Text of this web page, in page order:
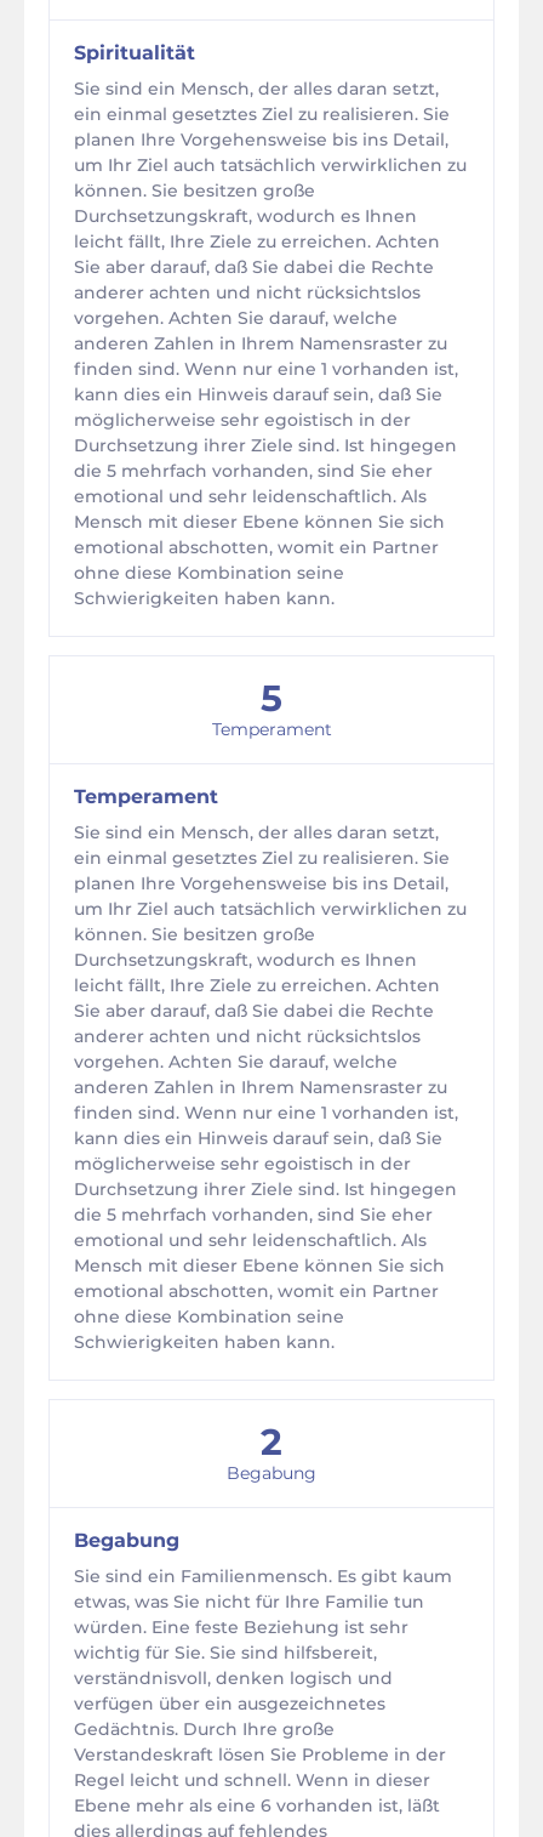
Spiritualität
Sie sind ein Mensch, der alles daran setzt,
ein einmal gesetztes Ziel zu realisieren. Sie
planen Ihre Vorgehensweise bis ins Detail,
um Ihr Ziel auch tatsächlich verwirklichen zu
können. Sie besitzen große
Durchsetzungskraft, wodurch es Ihnen
leicht fällt, Ihre Ziele zu erreichen. Achten
Sie aber darauf, daß Sie dabei die Rechte
anderer achten und nicht rücksichtslos
vorgehen. Achten Sie darauf, welche
anderen Zahlen in Ihrem Namensraster zu
finden sind. Wenn nur eine 1 vorhanden ist,
kann dies ein Hinweis darauf sein, daß Sie
möglicherweise sehr egoistisch in der
Durchsetzung ihrer Ziele sind. Ist hingegen
die 5 mehrfach vorhanden, sind Sie eher
emotional und sehr leidenschaftlich. Als
Mensch mit dieser Ebene können Sie sich
emotional abschotten, womit ein Partner
ohne diese Kombination seine
Schwierigkeiten haben kann.
5
Temperament
Temperament
Sie sind ein Mensch, der alles daran setzt,
ein einmal gesetztes Ziel zu realisieren. Sie
planen Ihre Vorgehensweise bis ins Detail,
um Ihr Ziel auch tatsächlich verwirklichen zu
können. Sie besitzen große
Durchsetzungskraft, wodurch es Ihnen
leicht fällt, Ihre Ziele zu erreichen. Achten
Sie aber darauf, daß Sie dabei die Rechte
anderer achten und nicht rücksichtslos
vorgehen. Achten Sie darauf, welche
anderen Zahlen in Ihrem Namensraster zu
finden sind. Wenn nur eine 1 vorhanden ist,
kann dies ein Hinweis darauf sein, daß Sie
möglicherweise sehr egoistisch in der
Durchsetzung ihrer Ziele sind. Ist hingegen
die 5 mehrfach vorhanden, sind Sie eher
emotional und sehr leidenschaftlich. Als
Mensch mit dieser Ebene können Sie sich
emotional abschotten, womit ein Partner
ohne diese Kombination seine
Schwierigkeiten haben kann.
2
Begabung
Begabung
Sie sind ein Familienmensch. Es gibt kaum
etwas, was Sie nicht für Ihre Familie tun
würden. Eine feste Beziehung ist sehr
wichtig für Sie. Sie sind hilfsbereit,
verständnisvoll, denken logisch und
verfügen über ein ausgezeichnetes
Gedächtnis. Durch Ihre große
Verstandeskraft lösen Sie Probleme in der
Regel leicht und schnell. Wenn in dieser
Ebene mehr als eine 6 vorhanden ist, läßt
dies allerdings auf fehlendes